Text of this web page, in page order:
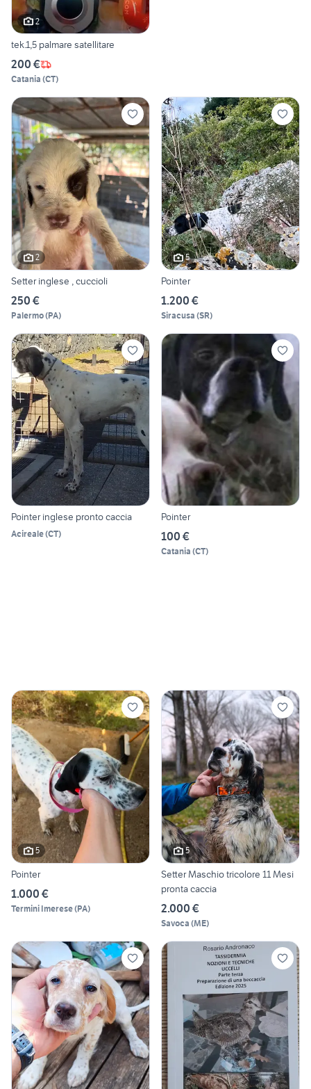
2
tek.1,5 palmare satellitare
200 €
Catania (CT)
2
Setter inglese , cuccioli
250 €
Palermo(PA)
5
Pointer
1.200 €
Siracusa (SR)
Pointer inglese pronto caccia
Acireale(CT)
Pointer
100 €
Catania (CT)
5
Pointer
1.000 €
Termini Imerese(PA)
5
Setter Maschio tricolore 11 Mesi
pronta caccia
2.000 €
Savoca (ME)